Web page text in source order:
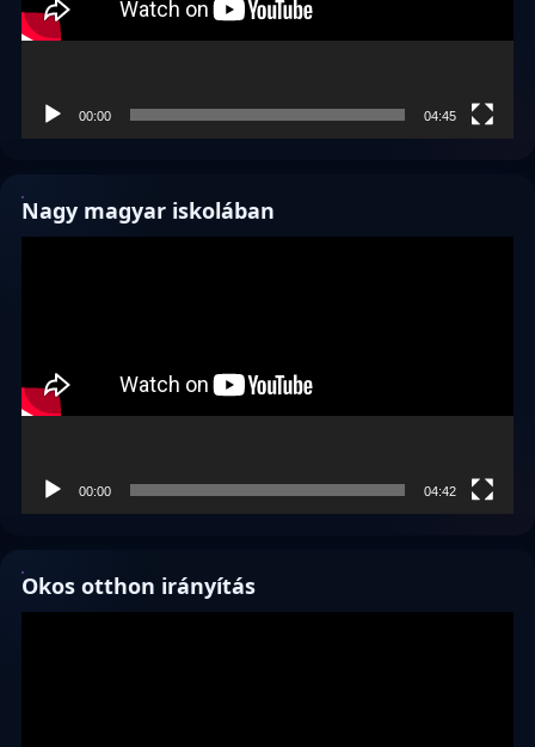
00:00 04:45
Nagy magyar iskolában
00:00 04:42
Okos otthon irányítás